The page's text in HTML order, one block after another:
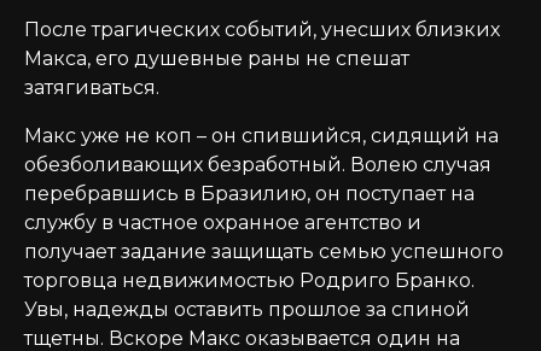
После трагических событий, унесших близких
Макса, его душевные раны не спешат
затягиваться.
Макс уже не коп – он спившийся, сидящий на
обезболивающих безработный. Волею случая
перебравшись в Бразилию, он поступает на
службу в частное охранное агентство и
получает задание защищать семью успешного
торговца недвижимостью Родриго Бранко.
Увы, надежды оставить прошлое за спиной
тщетны. Вскоре Макс оказывается один на